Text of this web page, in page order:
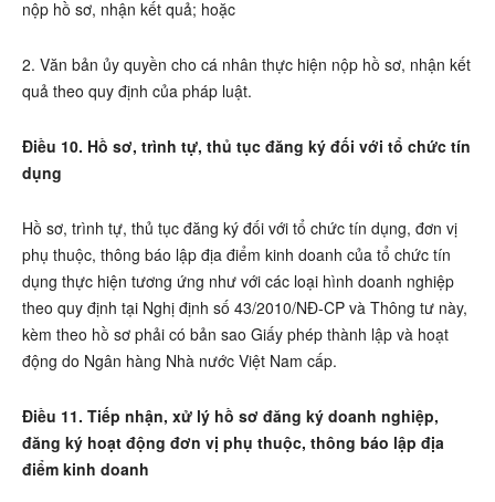
nộp hồ sơ, nhận kết quả; hoặc
2. Văn bản ủy quyền cho cá nhân thực hiện nộp hồ sơ, nhận kết
quả theo quy định của pháp luật.
Điều 10. Hồ sơ, trình tự, thủ tục đăng ký đối với tổ chức tín
dụng
Hồ sơ, trình tự, thủ tục đăng ký đối với tổ chức tín dụng, đơn vị
phụ thuộc, thông báo lập địa điểm kinh doanh của tổ chức tín
dụng thực hiện tương ứng như với các loại hình doanh nghiệp
theo quy định tại Nghị định số 43/2010/NĐ-CP và Thông tư này,
kèm theo hồ sơ phải có bản sao Giấy phép thành lập và hoạt
động do Ngân hàng Nhà nước Việt Nam cấp.
Điều 11. Tiếp nhận, xử lý hồ sơ đăng ký doanh nghiệp,
đăng ký hoạt động đơn vị phụ thuộc, thông báo lập địa
điểm kinh doanh